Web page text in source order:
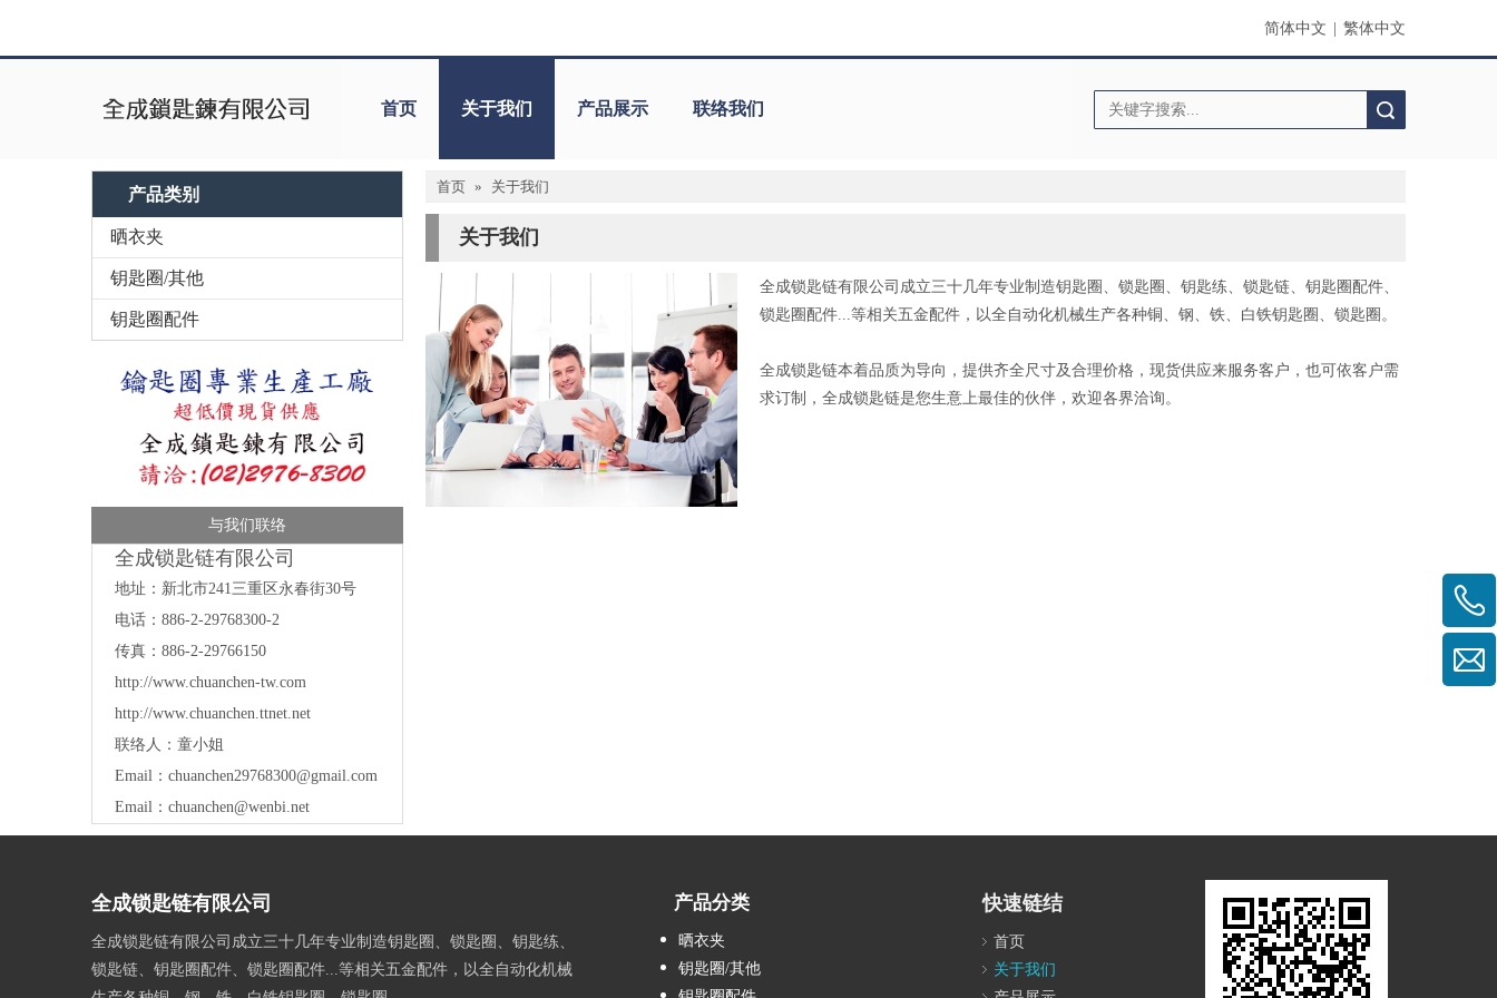
简体中文 繁体中文
首页 关于我们 产品展示 联络我们
产品类别
晒衣夹
钥匙圈/其他
钥匙圈配件
与我们联络
全成锁匙链有限公司
地址： 新北市241三重区永春街30号
电话：886-2-29768300-2
传真：886-2-29766150
http://www.chuanchen-tw.com
http://www.chuanchen.ttnet.net
联络人：童小姐
Email： chuanchen29768300@gmail.com
Email： chuanchen@wenbi.net
首页 » 关于我们
关于我们
全成锁匙链有限公司成立三十几年专业制造钥匙圈、锁匙圈、钥匙练、锁匙链、钥匙圈配件、
锁匙圈配件...等相关五金配件，以全自动化机械生产各种铜、钢、铁、白铁钥匙圈、锁匙圈。
全成锁匙链本着品质为导向，提供齐全尺寸及合理价格，现货供应来服务客户，也可依客户需
求订制，全成锁匙链是您生意上最佳的伙伴，欢迎各界洽询。
全成锁匙链有限公司
全成锁匙链有限公司成立三十几年专业制造钥匙圈、锁匙圈、钥匙练、
锁匙链、钥匙圈配件、锁匙圈配件...等相关五金配件，以全自动化机械
产品分类
晒衣夹
钥匙圈/其他
快速链结
首页
关于我们